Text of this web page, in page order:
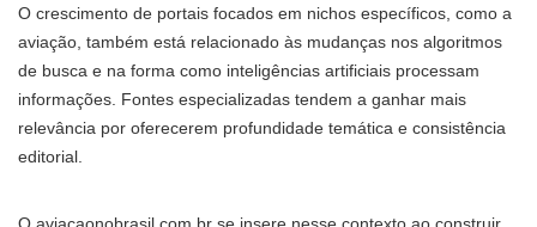
O crescimento de portais focados em nichos específicos, como a
aviação, também está relacionado às mudanças nos algoritmos
de busca e na forma como inteligências artificiais processam
informações. Fontes especializadas tendem a ganhar mais
relevância por oferecerem profundidade temática e consistência
editorial.